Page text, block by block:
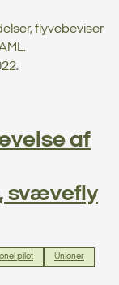
flyvebeviser
af
svævefly
pilot Unioner